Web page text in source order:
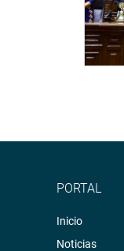
PORTAL
Inicio
Noticias